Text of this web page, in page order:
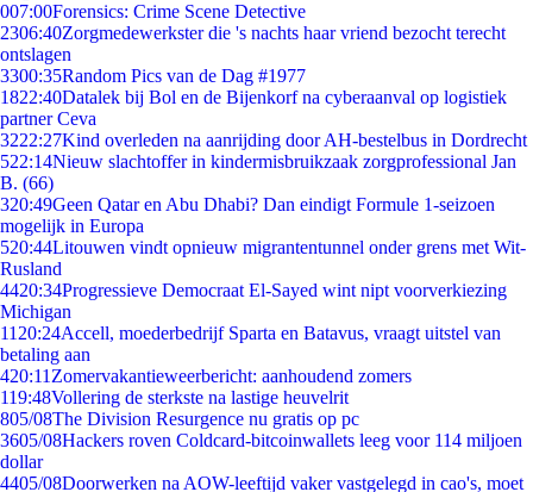
007:00Forensics: Crime Scene Detective
2306:40Zorgmedewerkster die 's nachts haar vriend bezocht terecht
ontslagen
3300:35Random Pics van de Dag #1977
1822:40Datalek bij Bol en de Bijenkorf na cyberaanval op logistiek
partner Ceva
3222:27Kind overleden na aanrijding door AH-bestelbus in Dordrecht
522:14Nieuw slachtoffer in kindermisbruikzaak zorgprofessional Jan
B. (66)
320:49Geen Qatar en Abu Dhabi? Dan eindigt Formule 1-seizoen
mogelijk in Europa
520:44Litouwen vindt opnieuw migrantentunnel onder grens met Wit-
Rusland
4420:34Progressieve Democraat El-Sayed wint nipt voorverkiezing
Michigan
11 20:24Accell, moederbedrijf Sparta en Batavus, vraagt uitstel van
betaling aan
420:11 Zomervakantieweerbericht: aanhoudend zomers
119:48Vollering de sterkste na lastige heuvelrit
805/08The Division Resurgence nu gratis op pc
3605/08Hackers roven Coldcard-bitcoinwallets leeg voor 114 miljoen
dollar
4405/08Doorwerken na AOW-leeftijd vaker vastgelegd in cao's, moet